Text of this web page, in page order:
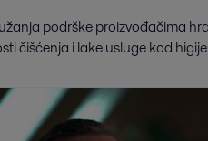
podrške proizvođačima
čišćenja i lake usluge kod